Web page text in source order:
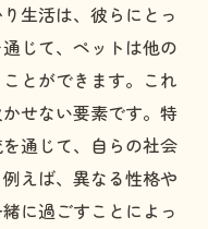
生活は、彼らにとっ
じて、ペットは他の
とができます。これ
せない要素です。特
通じて、自らの社会
えば、異なる性格や
に過ごすことによっ